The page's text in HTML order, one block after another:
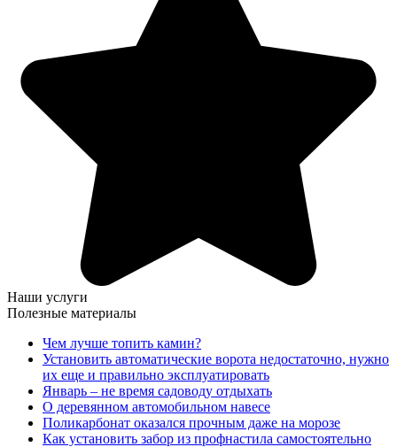
Наши услуги
Полезные материалы
Чем лучше топить камин?
Установить автоматические ворота недостаточно, нужно
их еще и правильно эксплуатировать
Январь – не время садоводу отдыхать
О деревянном автомобильном навесе
Поликарбонат оказался прочным даже на морозе
Как установить забор из профнастила самостоятельно